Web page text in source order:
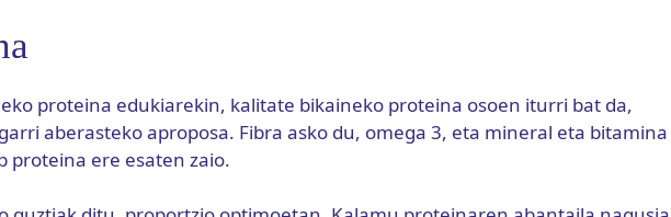
proteina edukiarekin, kalitate bikaineko proteina osoen iturri bat da,
aberasteko aproposa. Fibra asko du, omega 3, eta mineral eta bitamina
proteina ere esaten zaio.